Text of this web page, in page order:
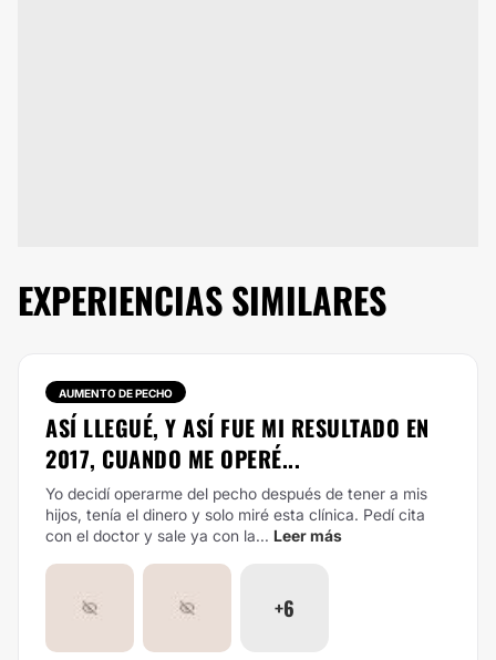
EXPERIENCIAS SIMILARES
AUMENTO DE PECHO
ASÍ LLEGUÉ, Y ASÍ FUE MI RESULTADO EN
2017, CUANDO ME OPERÉ...
Yo decidí operarme del pecho después de tener a mis
hijos, tenía el dinero y solo miré esta clínica. Pedí cita
con el doctor y sale ya con la... Leer más
+6